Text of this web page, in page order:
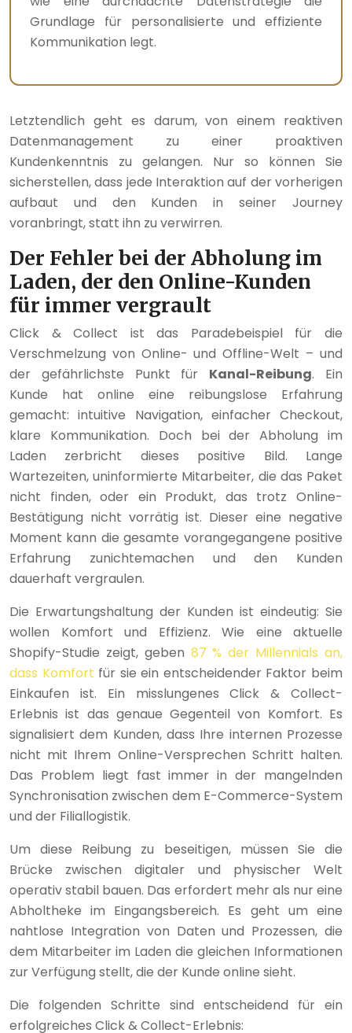
Grundlage für personalisierte und effiziente
Kommunikation legt.
Letztendlich geht es darum, von einem reaktiven
Datenmanagement zu einer proaktiven
Kundenkenntnis zu gelangen. Nur so können Sie
sicherstellen, dass jede Interaktion auf der vorherigen
aufbaut und den Kunden in seiner Journey
voranbringt, statt ihn zu verwirren.
Der Fehler bei der Abholung im
Laden, der den Online-Kunden
für immer vergrault
Click & Collect ist das Paradebeispiel für die
Verschmelzung von Online- und Offline-Welt – und
der gefährlichste Punkt für Kanal-Reibung. Ein
Kunde hat online eine reibungslose Erfahrung
gemacht: intuitive Navigation, einfacher Checkout,
klare Kommunikation. Doch bei der Abholung im
Laden zerbricht dieses positive Bild. Lange
Wartezeiten, uninformierte Mitarbeiter, die das Paket
nicht finden, oder ein Produkt, das trotz Online-
Bestätigung nicht vorrätig ist. Dieser eine negative
Moment kann die gesamte vorangegangene positive
Erfahrung zunichtemachen und den Kunden
dauerhaft vergraulen.
Die Erwartungshaltung der Kunden ist eindeutig: Sie
wollen Komfort und Effizienz. Wie eine aktuelle
Shopify-Studie zeigt, geben 87 % der Millennials an,
dass Komfort für sie ein entscheidender Faktor beim
Einkaufen ist. Ein misslungenes Click & Collect-
Erlebnis ist das genaue Gegenteil von Komfort. Es
signalisiert dem Kunden, dass Ihre internen Prozesse
nicht mit Ihrem Online-Versprechen Schritt halten.
Das Problem liegt fast immer in der mangelnden
Synchronisation zwischen dem E-Commerce-System
und der Filiallogistik.
Um diese Reibung zu beseitigen, müssen Sie die
Brücke zwischen digitaler und physischer Welt
operativ stabil bauen. Das erfordert mehr als nur eine
Abholtheke im Eingangsbereich. Es geht um eine
nahtlose Integration von Daten und Prozessen, die
dem Mitarbeiter im Laden die gleichen Informationen
zur Verfügung stellt, die der Kunde online sieht.
Die folgenden Schritte sind entscheidend für ein
erfolgreiches Click & Collect-Erlebnis: